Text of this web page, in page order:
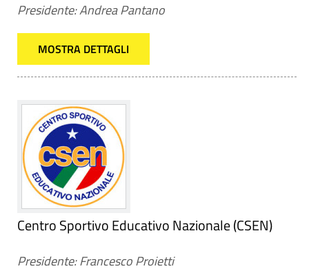
Presidente: Andrea Pantano
MOSTRA DETTAGLI
Centro Sportivo Educativo Nazionale (CSEN)
Presidente: Francesco Proietti